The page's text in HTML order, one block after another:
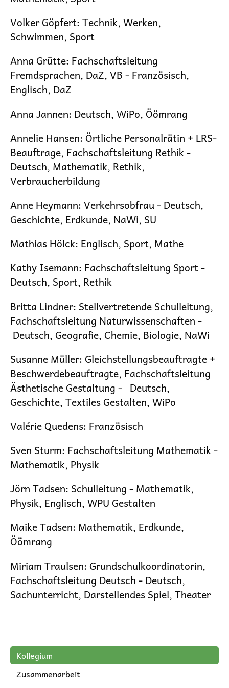
Volker Göpfert:Technik, Werken,
Schwimmen, Sport
Anna Grütte: Fachschaftsleitung
Fremdsprachen, DaZ, VB -Französisch,
Englisch, DaZ
Anna Jannen: Deutsch, WiPo, Öömrang
Annelie Hansen: Örtliche Personalrätin + LRS-
Beauftrage, Fachschaftsleitung Rethik -
Deutsch, Mathematik, Rethik,
Verbraucherbildung
Anne Heymann:Verkehrsobfrau -Deutsch,
Geschichte, Erdkunde, NaWi, SU
Mathias Hölck: Englisch, Sport, Mathe
Kathy Isemann: Fachschaftsleitung Sport-
Deutsch, Sport, Rethik
Britta Lindner: Stellvertretende Schulleitung,
Fachschaftsleitung Naturwissenschaften -
Deutsch, Geografie, Chemie, Biologie, NaWi
Susanne Müller: Gleichstellungsbeauftragte +
Beschwerdebeauftragte, Fachschaftsleitung
Ästhetische Gestaltung- Deutsch,
Geschichte, Textiles Gestalten, WiPo
Valérie Quedens: Französisch
Sven Sturm: Fachschaftsleitung Mathematik-
Mathematik, Physik
Jörn Tadsen: Schulleitung- Mathematik,
Physik, Englisch, WPU Gestalten
Maike Tadsen: Mathematik, Erdkunde,
Öömrang
Miriam Traulsen: Grundschulkoordinatorin,
Fachschaftsleitung Deutsch- Deutsch,
Sachunterricht, Darstellendes Spiel, Theater
Navigation
überspringen
Kollegium
Zusammenarbeit